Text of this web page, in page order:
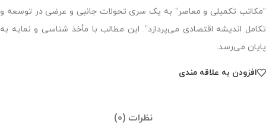
“مکاتب تکمیلی و معاصر” به یک سری تحولات جانبی و عرضی در توسعه و
تکامل اندیشه اقتصادی می‌پردازد”. این مطالب با مأخذ شناسی و نمایه به
پایان می‌رسد.
افزودن به علاقه مندی
نظرات (0)